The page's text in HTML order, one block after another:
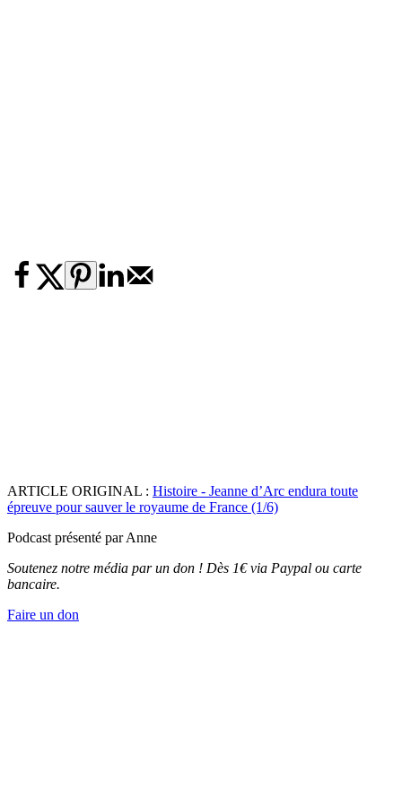
ARTICLE ORIGINAL : Histoire - Jeanne d’Arc endura toute
épreuve pour sauver le royaume de France (1/6)
Podcast présenté par Anne
Soutenez notre média par un don ! Dès 1€ via Paypal ou carte
bancaire.
Faire un don